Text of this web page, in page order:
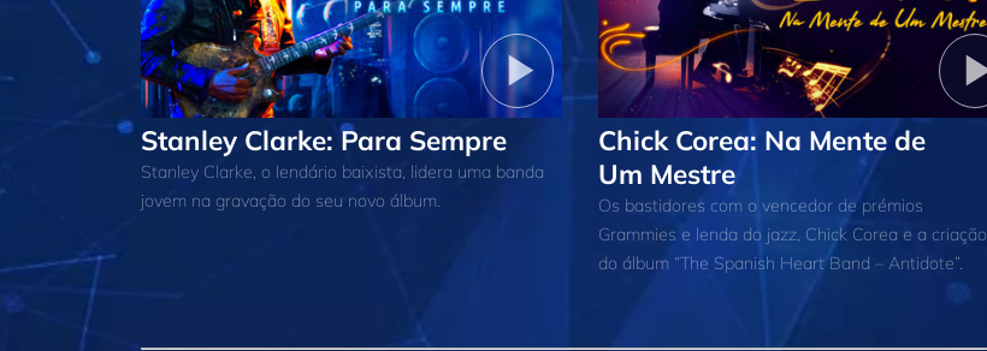
Stanley Clarke: Para Sempre
Stanley Clarke, o lendário baixista, lidera uma banda
jovem na gravação do seu novo álbum.
Chick Corea: Na Mente de
Um Mestre
Os bastidores com o vencedor de prémios
Grammies e lenda do jazz, Chick Corea e a criação
do álbum “The Spanish Heart Band – Antidote”.